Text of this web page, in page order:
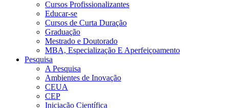
Cursos Profissionalizantes
Educar-se
Cursos de Curta Duração
Graduação
Mestrado e Doutorado
MBA, Especialização E Aperfeiçoamento
Pesquisa
A Pesquisa
Ambientes de Inovação
CEUA
CEP
Iniciação Científica